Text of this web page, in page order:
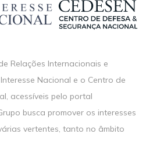
Relações Internacionais e
Nacional e o Centro de
acessíveis pelo portal
busca promover os interesses
vertentes, tanto no âmbito